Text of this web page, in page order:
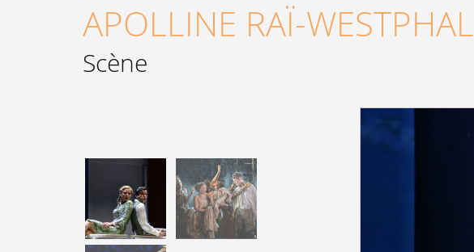
APOLLINE RAÏ-WESTPHAL
Scène